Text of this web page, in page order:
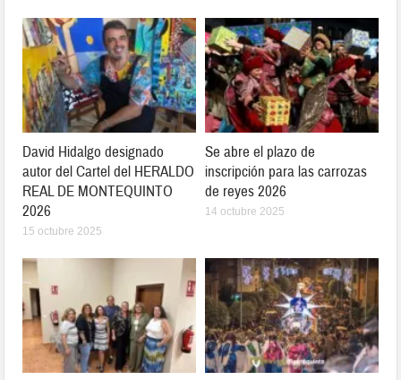
David Hidalgo designado
autor del Cartel del HERALDO
REAL DE MONTEQUINTO
2026
15 octubre 2025
Se abre el plazo de
inscripción para las carrozas
de reyes 2026
14 octubre 2025